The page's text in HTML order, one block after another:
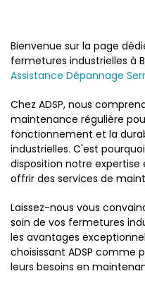
Bienvenue sur la page
fermetures industrielles à
Assistance Dépannage
Chez ADSP, nous
maintenance régulière
fonctionnement et la
industrielles. C'est
disposition notre
offrir des services de
Laissez-nous vous
soin de vos fermetures
les avantages
choisissant ADSP comme
leurs besoins en